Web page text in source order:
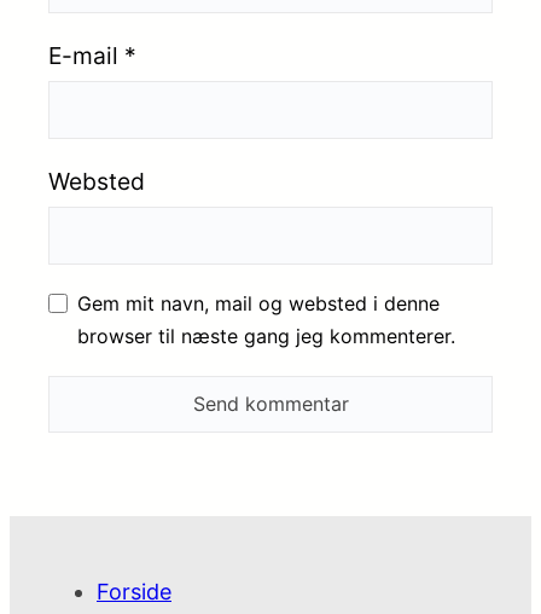
E-mail *
Websted
Gem mit navn, mail og websted i denne
browser til næste gang jeg kommenterer.
Forside